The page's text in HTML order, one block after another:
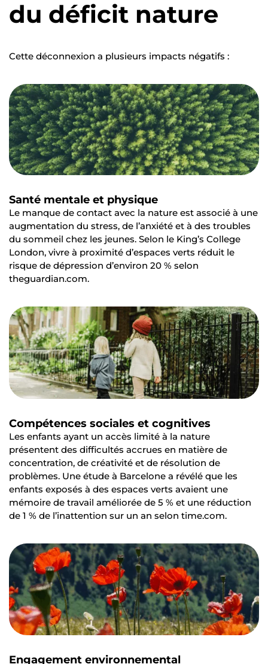
du déficit nature
Cette déconnexion a plusieurs impacts négatifs :
Santé mentale et physique
Le manque de contact avec la nature est associé à une
augmentation du stress, de l’anxiété et à des troubles
du sommeil chez les jeunes. Selon le King’s College
London, vivre à proximité d’espaces verts réduit le
risque de dépression d’environ 20 % selon
theguardian.com.
Compétences sociales et cognitives
Les enfants ayant un accès limité à la nature
présentent des difficultés accrues en matière de
concentration, de créativité et de résolution de
problèmes. Une étude à Barcelone a révélé que les
enfants exposés à des espaces verts avaient une
mémoire de travail améliorée de 5 % et une réduction
de 1 % de l’inattention sur un an selon time.com.
Engagement environnemental